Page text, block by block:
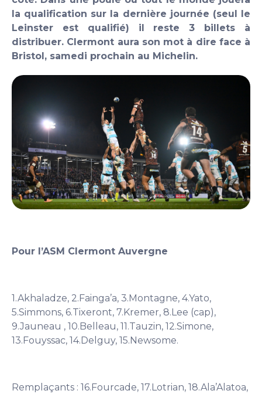
la qualification sur la dernière journée (seul le
Leinster est qualifié) il reste 3 billets à
distribuer. Clermont aura son mot à dire face à
Bristol, samedi prochain au Michelin.
Pour l’ASM Clermont Auvergne
1.Akhaladze, 2.Fainga’a, 3.Montagne, 4.Yato,
5.Simmons, 6.Tixeront, 7.Kremer, 8.Lee (cap),
9.Jauneau , 10.Belleau, 11.Tauzin, 12.Simone,
13.Fouyssac, 14.Delguy, 15.Newsome.
Remplaçants : 16.Fourcade, 17.Lotrian, 18.Ala’Alatoa,